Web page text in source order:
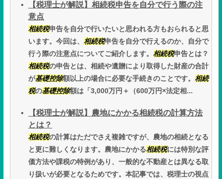
【税理士が解説】相続税申告を自分で行う際の注
意点
相続税申告を自分で行いたいと思われる方もおられると思
います。今回は、 相続税申告を自分で行えるのか、自分で
行う際の注意点についてご紹介します。 相続税申告とは？
相続税の申告とは、相続や遺贈により取得した財産の合計
が基礎控除額以上の場合に必要な手続きのことです。 相続
税の基礎控除額は「3,000万円＋（600万円×法定相...
【税理士が解説】農地にかかる相続税の計算方法
とは？
相続税の計算はただでさえ複雑ですが、農地の相続となる
と更に難しくなります。農地にかかる相続税には特別な評
価方法や課税の特例があり、一般的な不動産とは異なる取
り扱いが必要となるためです。本記事では、税理士の視点